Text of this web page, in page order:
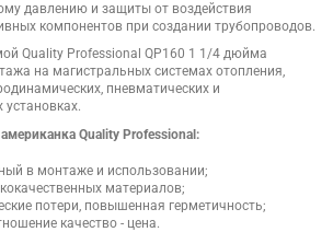
давлению и защиты от воздействия
компонентов при создании трубопроводов.
Quality Professional QP160 1 1/4 дюйма
на магистральных системах отопления,
пневматических и
установках.
Quality Professional:
в монтаже и использовании;
материалов;
потери, повышенная герметичность;
качество - цена.